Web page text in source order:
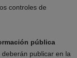
controles de
pública
publicar en la